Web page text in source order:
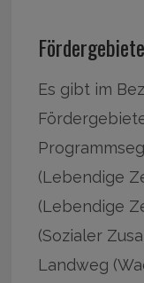
Es gibt im
(Lebendige
(Lebendige
(Sozialer
Landweg